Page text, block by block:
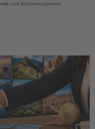
und Büromanagement